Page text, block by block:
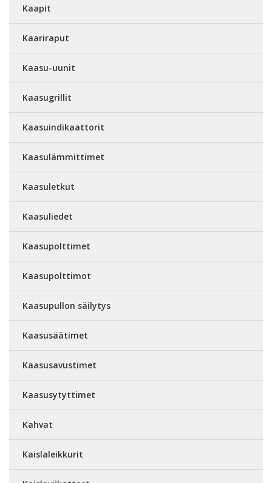
Kaapit
Kaariraput
Kaasu-uunit
Kaasugrillit
Kaasuindikaattorit
Kaasulämmittimet
Kaasuletkut
Kaasuliedet
Kaasupolttimet
Kaasupolttimot
Kaasupullon säilytys
Kaasusäätimet
Kaasusavustimet
Kaasusytyttimet
Kahvat
Kaislaleikkurit